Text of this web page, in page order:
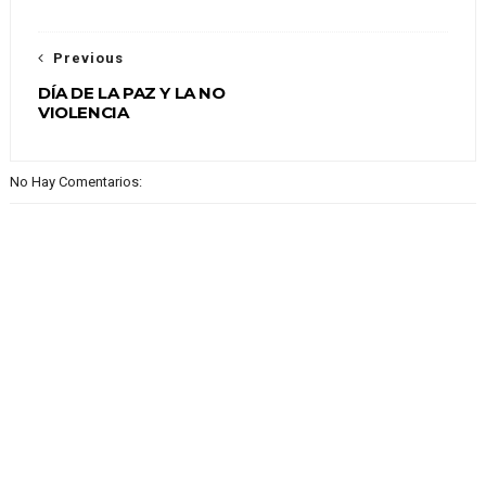
Previous
DÍA DE LA PAZ Y LA NO
VIOLENCIA
No Hay Comentarios: